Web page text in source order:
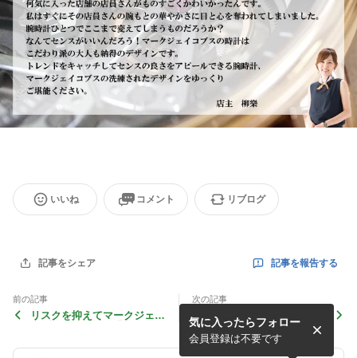
いいね コメント リブログ
記事をシェア 記事を報告する
前の記事
リスクを抑えてマークジェイ
次の記事
またまた新作スマートウォッ
チ登場！
気に入ったらフォロー
会員登録は不要です